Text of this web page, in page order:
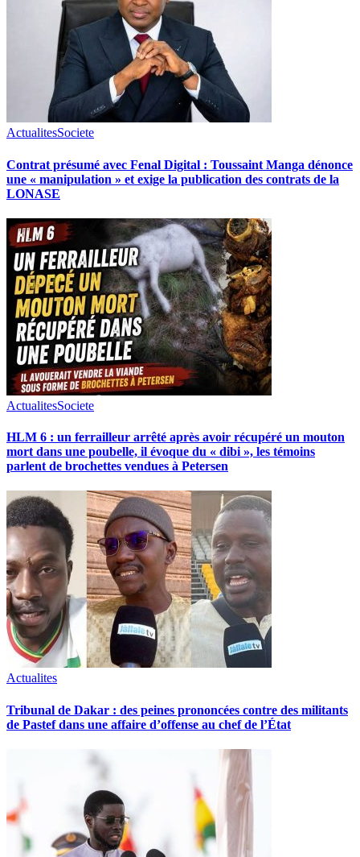
ActualitesSociete
Contrat présumé avec Fenal Digital : Toussaint Manga dénonce
une « manipulation » et exige la publication des contrats de la
LONASE
ActualitesSociete
HLM 6 : un ferrailleur arrêté après avoir récupéré un mouton
mort dans une poubelle, il évoque du « dibi », les témoins
parlent de brochettes vendues à Petersen
Actualites
Tribunal de Dakar : des peines prononcées contre des militants
de Pastef dans une affaire d’offense au chef de l’État